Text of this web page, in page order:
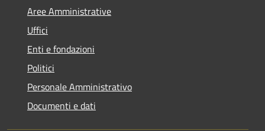
Aree Amministrative
Uffici
Enti e fondazioni
Politici
Personale Amministrativo
Documenti e dati